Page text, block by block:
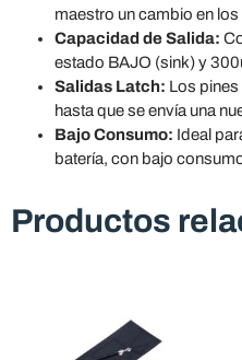
maestro un cambio en
Capacidad de Salida:
estado BAJO (sink) y
Salidas Latch: Los pines
hasta que se envía una
Bajo Consumo: Ideal
batería, con bajo
Productos